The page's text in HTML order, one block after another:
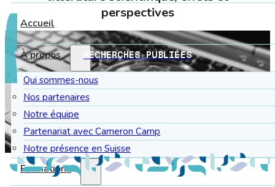
Accueil
À propos
Qui sommes-nous
Nos partenaires
Notre équipe
Partenariat avec Cameron Camp
Notre présence en Suisse
Formations
perspectives
RECHERCHES PUBLIÉES